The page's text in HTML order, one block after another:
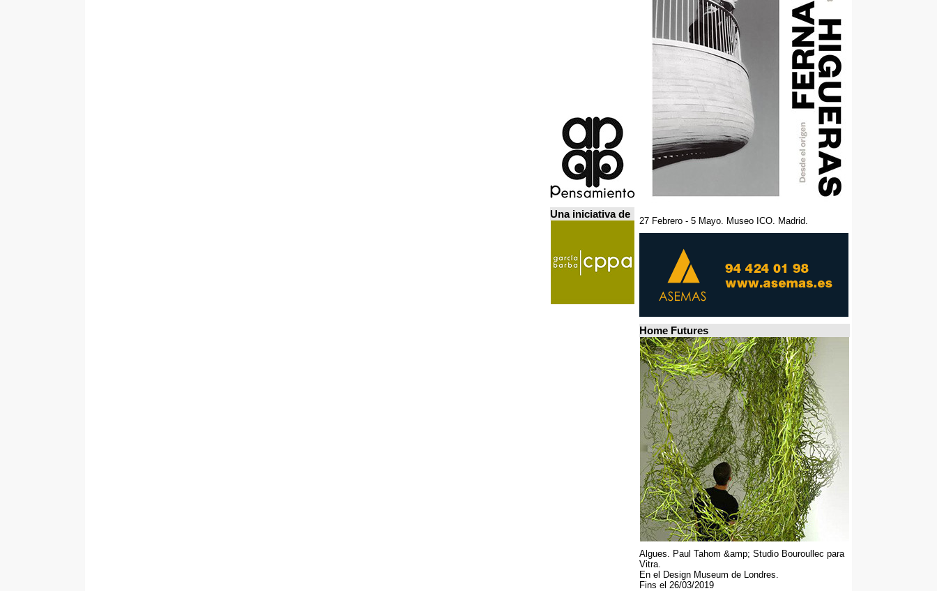
Una iniciativa de
27 Febrero - 5 Mayo. Museo ICO. Madrid.
Home Futures
Algues. Paul Tahom &amp; Studio Bouroullec para
Vitra.
En el Design Museum de Londres.
Fins el 26/03/2019